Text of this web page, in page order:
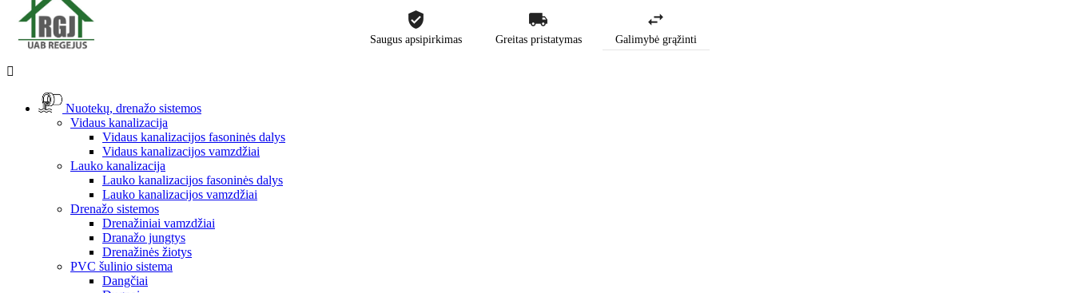
Saugus apsipirkimas Greitas pristatymas Galimybė grąžinti

Nuotekų, drenažo sistemos
Vidaus kanalizacija
Vidaus kanalizacijos fasoninės dalys
Vidaus kanalizacijos vamzdžiai
Lauko kanalizacija
Lauko kanalizacijos fasoninės dalys
Lauko kanalizacijos vamzdžiai
Drenažo sistemos
Drenažiniai vamzdžiai
Dranažo jungtys
Drenažinės žiotys
PVC šulinio sistema
Dangčiai